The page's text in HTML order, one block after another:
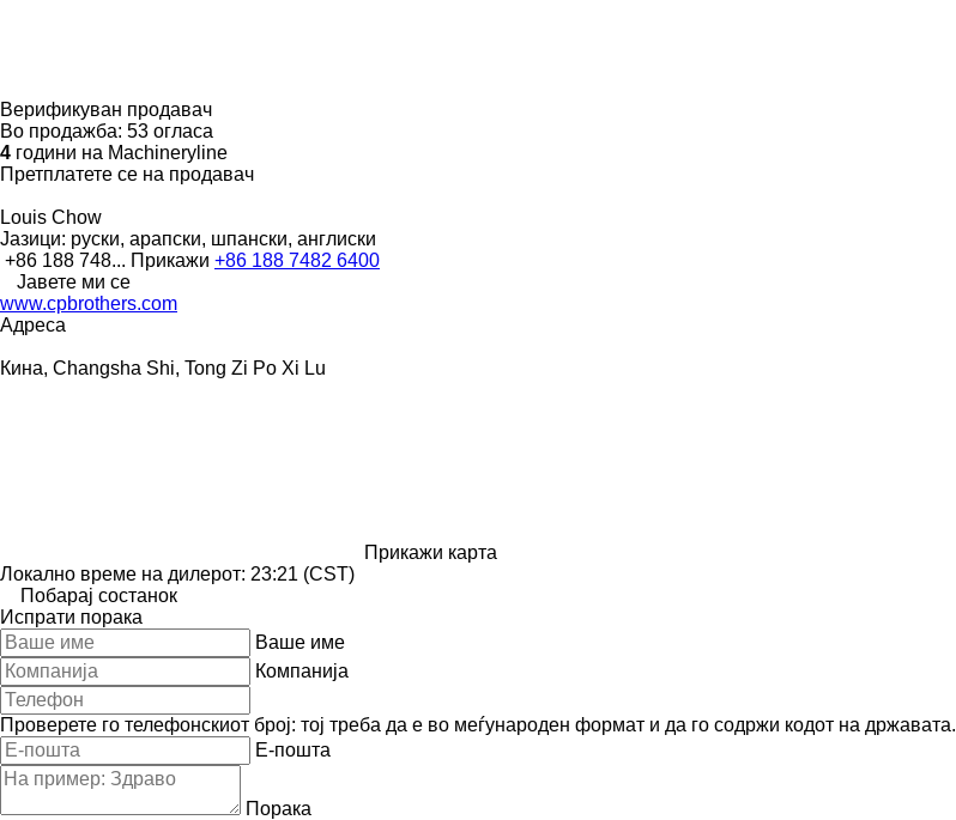
Верификуван продавач
Во продажба: 53 огласа
4 години на Machineryline
Претплатете се на продавач
Louis Chow
Јазици: руски, арапски, шпански, англиски
+86 188 748... Прикажи +86 188 7482 6400
Јавете ми се
www.cpbrothers.com
Адреса
Кина, Changsha Shi, Tong Zi Po Xi Lu
Прикажи карта
Локално време на дилерот: 23:21 (CST)
Побарај состанок
Испрати порака
Ваше име
Компанија
Проверете го телефонскиот број: тој треба да е во меѓународен формат и да го содржи кодот на државата.
E-пошта
Порака